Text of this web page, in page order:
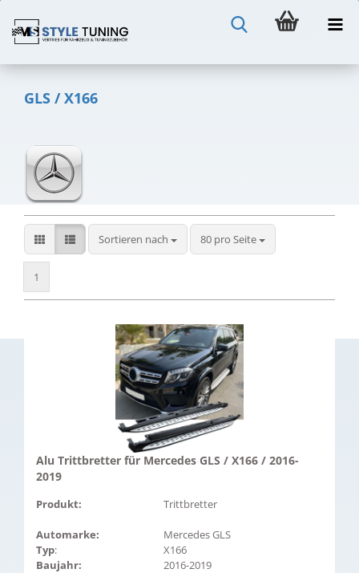
GLS / X166
Sortieren nach
Sortieren nach 80 pro Seite
pro Seite
1
Alu Trittbretter für Mercedes GLS / X166 / 2016-
2019
Produkt: Trittbretter
Automarke:
Mercedes GLS
Typ:
X166
Baujahr:
2016-2019